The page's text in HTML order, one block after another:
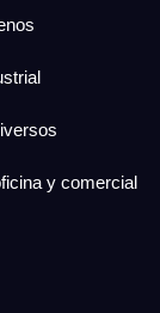
y comercial